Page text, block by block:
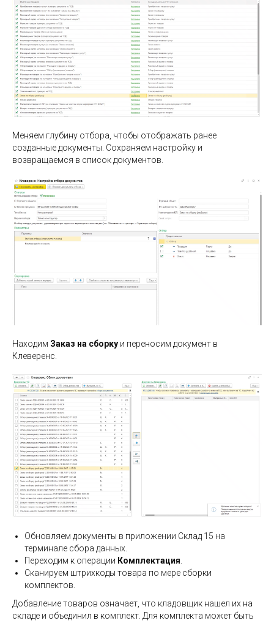
Меняем глубину отбора, чтобы отображать ранее
созданные документы. Сохраняем настройку и
возвращаемся в список документов.
Находим Заказ на сборку и переносим документ в
Клеверенс.
Обновляем документы в приложении Склад 15 на
терминале сбора данных.
Переходим к операции Комплектация
Сканируем штрихкоды товара по мере сборки
комплектов.
Добавление товаров означает, что кладовщик нашел их на
складе и объединил в комплект. Для комплекта может быть